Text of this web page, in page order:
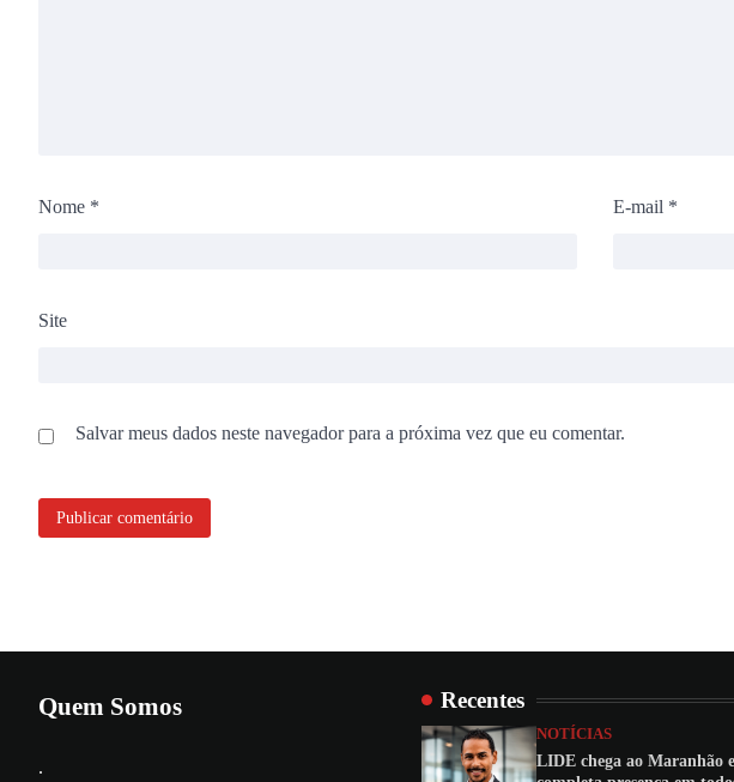
Nome * E-mail *
Site
Salvar meus dados neste navegador para a próxima vez que eu comentar.
Quem Somos
.
Recentes
NOTÍCIAS
LIDE chega ao Maranhão e